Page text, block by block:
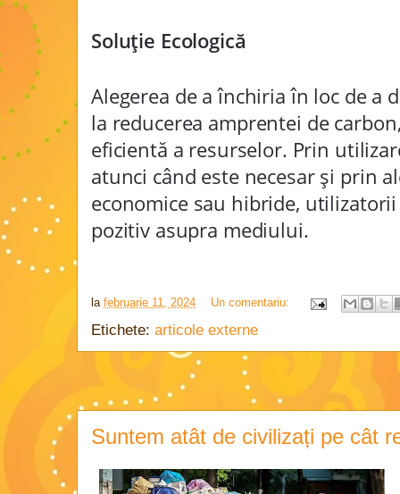
Soluție Ecologică
Alegerea de a închiria în loc de a
la reducerea amprentei de
eficientă a resurselor. Prin
atunci când este necesar și prin
economice sau hibride,
pozitiv asupra mediului.
la februarie 11, 2024 Un comentariu:
Etichete: articole externe
Suntem atât de civilizați pe cât